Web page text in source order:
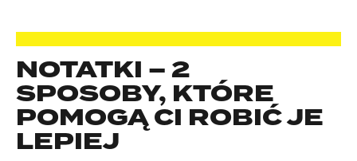
NOTATKI – 2
SPOSOBY, KTÓRE
POMOGĄ CI ROBIĆ JE
LEPIEJ